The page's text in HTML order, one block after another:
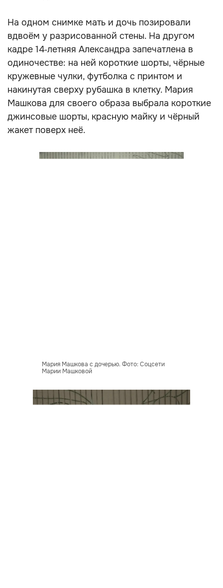
На одном снимке мать и дочь позировали
вдвоём у разрисованной стены. На другом
кадре 14‑летняя Александра запечатлена в
одиночестве: на ней короткие шорты, чёрные
кружевные чулки, футболка с принтом и
накинутая сверху рубашка в клетку. Мария
Машкова для своего образа выбрала короткие
джинсовые шорты, красную майку и чёрный
жакет поверх неё.
Мария Машкова с дочерью. Фото: Соцсети
Марии Машковой